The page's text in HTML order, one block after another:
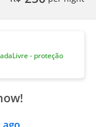
- proteção